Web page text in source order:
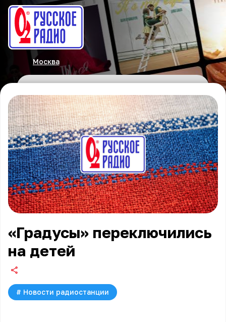
Москва
«Градусы» переключились
на детей
# Новости радиостанции